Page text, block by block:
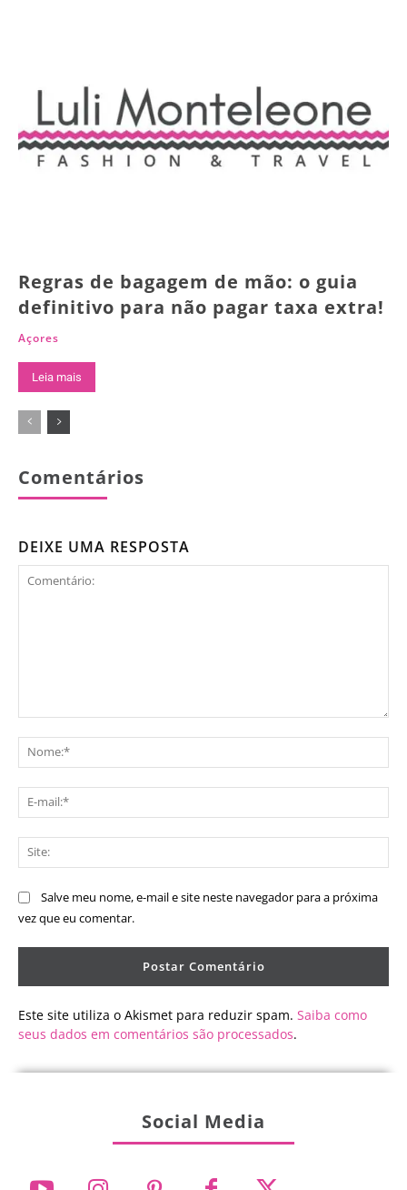
Regras de bagagem de mão: o guia
definitivo para não pagar taxa extra!
Açores
Leia mais
Comentários
DEIXE UMA RESPOSTA
Salve meu nome, e-mail e site neste navegador para a próxima
vez que eu comentar.
Este site utiliza o Akismet para reduzir spam. Saiba como
seus dados em comentários são processados.
Social Media